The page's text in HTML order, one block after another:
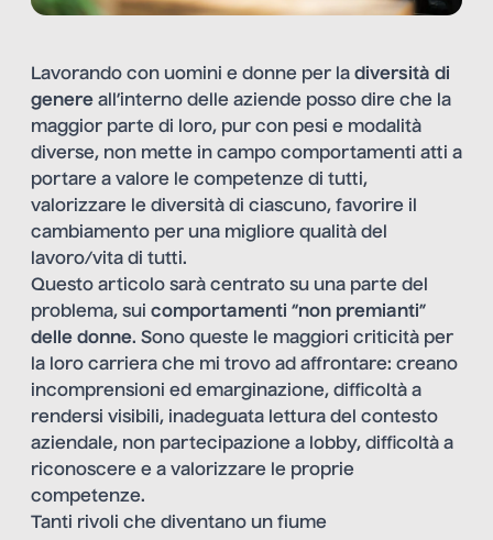
Lavorando con uomini e donne per la diversità di
genere all’interno delle aziende posso dire che la
maggior parte di loro, pur con pesi e modalità
diverse, non mette in campo comportamenti atti a
portare a valore le competenze di tutti,
valorizzare le diversità di ciascuno, favorire il
cambiamento per una migliore qualità del
lavoro/vita di tutti.
Questo articolo sarà centrato su una parte del
problema, sui comportamenti “non premianti”
delle donne. Sono queste le maggiori criticità per
la loro carriera che mi trovo ad affrontare: creano
incomprensioni ed emarginazione, difficoltà a
rendersi visibili, inadeguata lettura del contesto
aziendale, non partecipazione a lobby, difficoltà a
riconoscere e a valorizzare le proprie
competenze.
Tanti rivoli che diventano un fiume